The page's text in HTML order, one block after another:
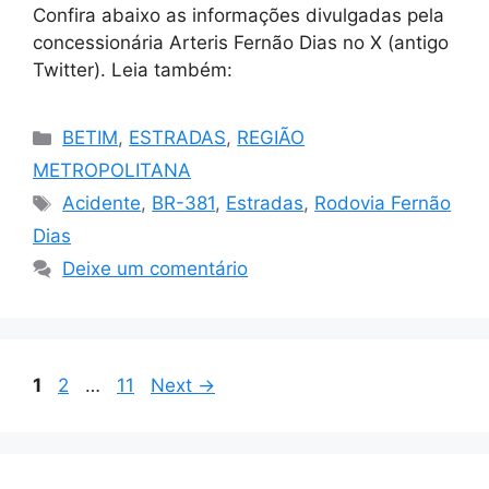
Confira abaixo as informações divulgadas pela
concessionária Arteris Fernão Dias no X (antigo
Twitter). Leia também:
Categorias
BETIM, ESTRADAS, REGIÃO
METROPOLITANA
Tags
Acidente, BR-381, Estradas, Rodovia Fernão
Dias
Deixe um comentário
Page
1 Page
2 … Page
11 Next →